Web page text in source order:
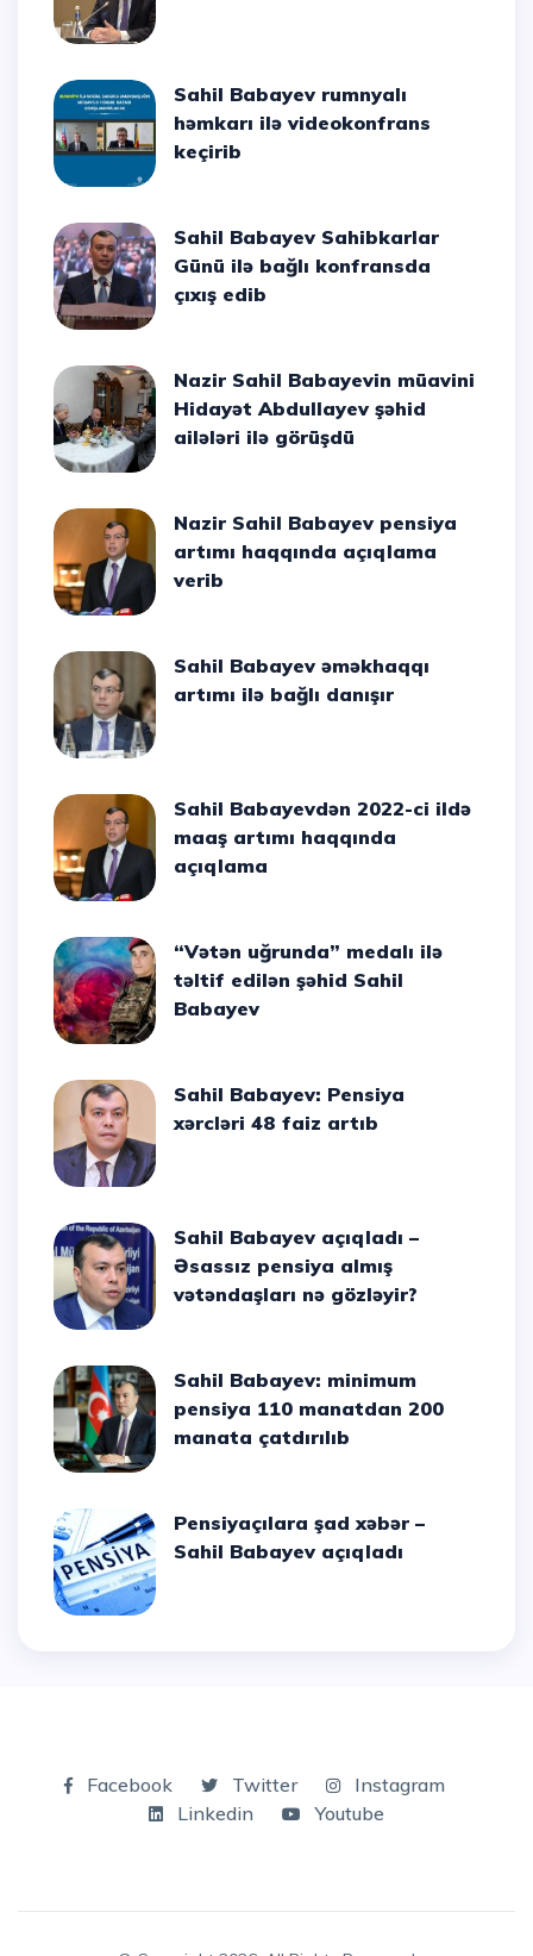
Sahil Babayev rumnyalı
həmkarı ilə videokonfrans
keçirib
Sahil Babayev Sahibkarlar
Günü ilə bağlı konfransda
çıxış edib
Nazir Sahil Babayevin müavini
Hidayət Abdullayev şəhid
ailələri ilə görüşdü
Nazir Sahil Babayev pensiya
artımı haqqında açıqlama
verib
Sahil Babayev əməkhaqqı
artımı ilə bağlı danışır
Sahil Babayevdən 2022-ci ildə
maaş artımı haqqında
açıqlama
“Vətən uğrunda” medalı ilə
təltif edilən şəhid Sahil
Babayev
Sahil Babayev: Pensiya
xərcləri 48 faiz artıb
Sahil Babayev açıqladı –
Əsassız pensiya almış
vətəndaşları nə gözləyir?
Sahil Babayev: minimum
pensiya 110 manatdan 200
manata çatdırılıb
Pensiyaçılara şad xəbər –
Sahil Babayev açıqladı
Facebook Twitter
Instagram
Linkedin
Youtube